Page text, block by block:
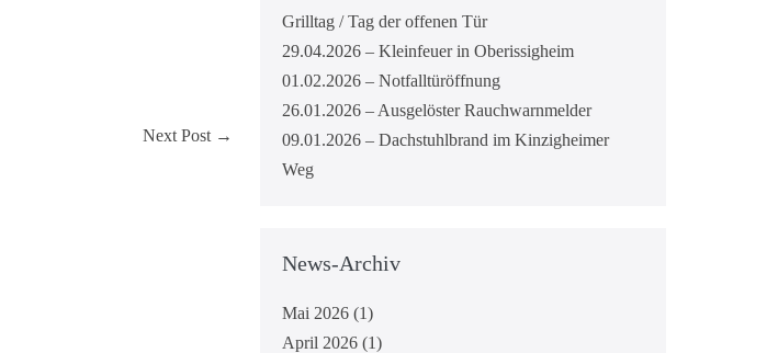
Next Post →
Grilltag / Tag der offenen Tür
29.04.2026 – Kleinfeuer in Oberissigheim
01.02.2026 – Notfalltüröffnung
26.01.2026 – Ausgelöster Rauchwarnmelder
09.01.2026 – Dachstuhlbrand im Kinzigheimer
Weg
News-Archiv
Mai 2026(1)
April 2026(1)